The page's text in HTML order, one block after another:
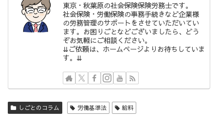
東京・秋葉原の社会保険保険労務士です。
社会保険・労働保険の事務手続きなど企業様
の労務管理のサポートをさせていただいてい
ます。お困りごとなどございましたら、どう
ぞお気軽にご相談ください。
⇊ご依頼は、ホームページよりお待ちしていま
す。⇊
しごとのコラム 労働基準法 給料